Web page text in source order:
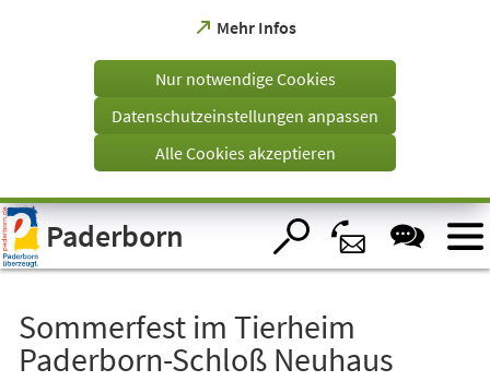
Visuelle
Assistenzsoftware
öffnen.
Mehr Infos
(Öffnet
einem
Tab)
Nur notwendige Cookies
Datenschutzeinstellungen anpassen
Alle Cookies akzeptieren
Paderborn
Sommerfest im Tierheim
Paderborn-Schloß Neuhaus